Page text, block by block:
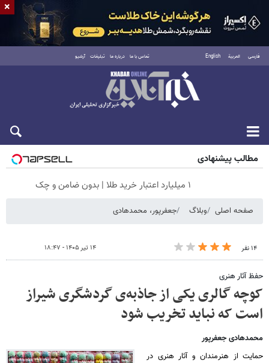
فارسی العربية English تماس با ما درباره ما تبلیغات آرشیو
پنجشنبه ۱۵ مرداد ۱۴۰۵
مطالب پیشنهادی
۱ میلیارد اعتبار خرید طلا | بدون ضامن و چک
صفحه اصلی وبلاگ جعفرپور، محمدهادی
۱۴ نفر ۱۴ تیر ۱۴۰۵ - ۱۸:۴۷
حفظ آثار هنری
کوچه گالری یکی از جاذبه‌ی گردشگری شیراز
است که نباید تخریب شود
محمدهادی جعفرپور
حمایت از هنرمندان و آثار هنری در
×